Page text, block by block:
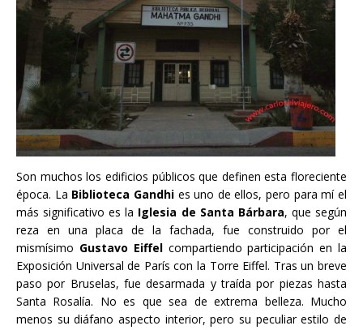
Son muchos los edificios públicos que definen esta floreciente
época. La Biblioteca Gandhies uno de ellos, pero para mí el
más significativo es la Iglesia de Santa Bárbara, que según
reza en una placa de la fachada, fue construido por el
mismísimo Gustavo Eiffelcompartiendo participación en la
Exposición Universal de París con la Torre Eiffel. Tras un breve
paso por Bruselas, fue desarmada y traída por piezas hasta
Santa Rosalía. No es que sea de extrema belleza. Mucho
menos su diáfano aspecto interior, pero su peculiar estilo de